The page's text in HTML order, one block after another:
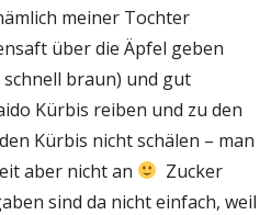
meiner Tochter
über die Äpfel geben
braun) und gut
Kürbis reiben und zu den
Kürbis nicht schälen – man
aber nicht an
Zucker
sind da nicht einfach, weil